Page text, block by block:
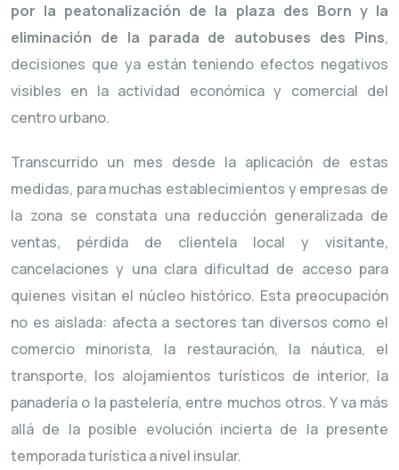
por la peatonalización de la plaza des Born y la
eliminación de la parada de autobuses des Pins,
decisiones que ya están teniendo efectos negativos
visibles en la actividad económica y comercial del
centro urbano.
Transcurrido un mes desde la aplicación de estas
medidas, para muchas establecimientos y empresas de
la zona se constata una reducción generalizada de
ventas, pérdida de clientela local y visitante,
cancelaciones y una clara dificultad de acceso para
quienes visitan el núcleo histórico. Esta preocupación
no es aislada: afecta a sectores tan diversos como el
comercio minorista, la restauración, la náutica, el
transporte, los alojamientos turísticos de interior, la
panadería o la pastelería, entre muchos otros. Y va más
allá de la posible evolución incierta de la presente
temporada turística a nivel insular.